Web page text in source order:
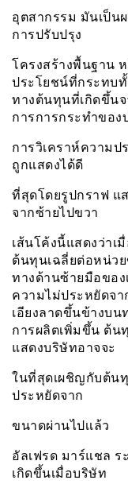
อุตสากรรม มันเป็น
การปรับปรุง
โครงสร้างพื้นฐาน
ประโยชน์ที่กระทบ
ทางต้นทุนที่เกิดขึ้นจ
การการกระทำของ
การวิเคราห์ความป
ถูกแสดงได้ดี
ที่สุดโดยรูปกราฟ แ
จากซ้ายไปขวา
เส้นโค้งนี้แสดงว่า
ต้นทุนเฉลี่ยต่อหน่ว
ทางด้านซ้ายมือของ
ความไม่ประหยัดจา
เอียงลาดขึ้นข้างบ
การผลิตเพิ่มขึ้น ต้น
แสดงบริษัทอาจจะ
ในที่สุดเผชิญกับต้น
ประหยัดจาก
ขนาดผ่านไปเเล้ว
อัลเฟรด มาร์แชล
เกิดขึ้นเมื่อบริษัท